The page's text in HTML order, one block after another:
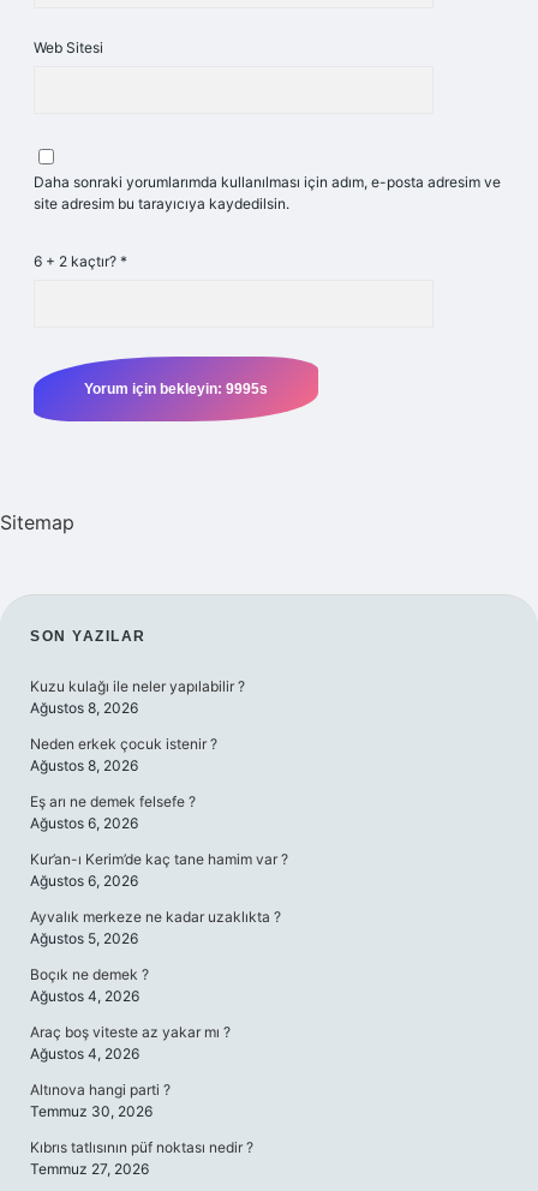
Web Sitesi
Daha sonraki yorumlarımda kullanılması için adım, e-posta adresim ve
site adresim bu tarayıcıya kaydedilsin.
6 + 2 kaçtır? *
Sitemap
SIDEBAR
SON YAZILAR
Kuzu kulağı ile neler yapılabilir ?
Ağustos 8, 2026
Neden erkek çocuk istenir ?
Ağustos 8, 2026
Eş arı ne demek felsefe ?
Ağustos 6, 2026
Kur’an-ı Kerim’de kaç tane hamim var ?
Ağustos 6, 2026
Ayvalık merkeze ne kadar uzaklıkta ?
Ağustos 5, 2026
Boçık ne demek ?
Ağustos 4, 2026
Araç boş viteste az yakar mı ?
Ağustos 4, 2026
Altınova hangi parti ?
Temmuz 30, 2026
Kıbrıs tatlısının püf noktası nedir ?
Temmuz 27, 2026